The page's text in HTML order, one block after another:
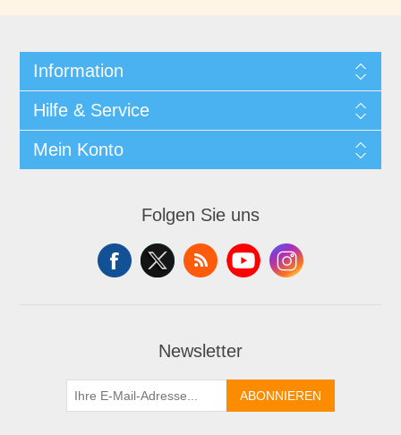
Information
Hilfe & Service
Mein Konto
Folgen Sie uns
Newsletter
ABONNIEREN